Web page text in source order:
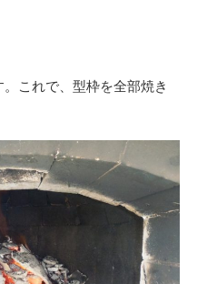
これで、型枠を全部焼き